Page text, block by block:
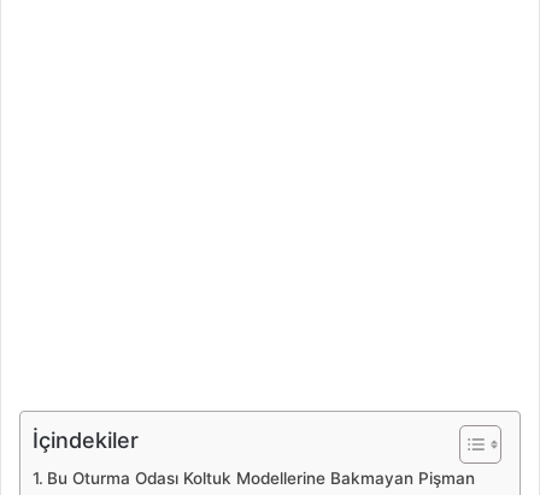
İçindekiler
Bu Oturma Odası Koltuk Modellerine Bakmayan Pişman